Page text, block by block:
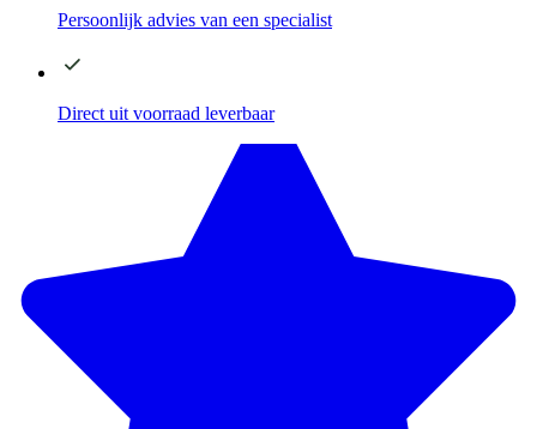
Persoonlijk advies van een specialist
Direct uit voorraad leverbaar